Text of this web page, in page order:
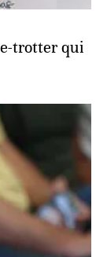
trotter qui